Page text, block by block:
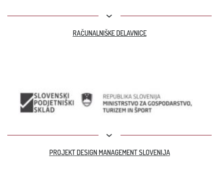
RAČUNALNIŠKE DELAVNICE
PROJEKT DESIGN MANAGEMENT SLOVENIJA